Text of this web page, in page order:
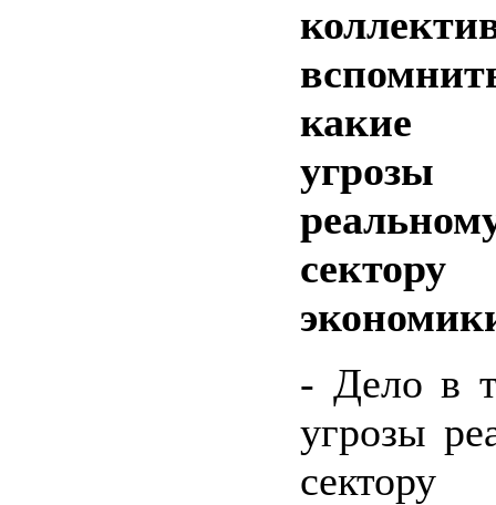
угрозы
сектору
- Дело в
угрозы
сектору